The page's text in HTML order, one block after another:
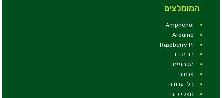
המומלצים
Amphenol
Arduino
Raspberry Pi
רב מודד
מלחמים
פנסים
כלי עבודה
ספקי כוח